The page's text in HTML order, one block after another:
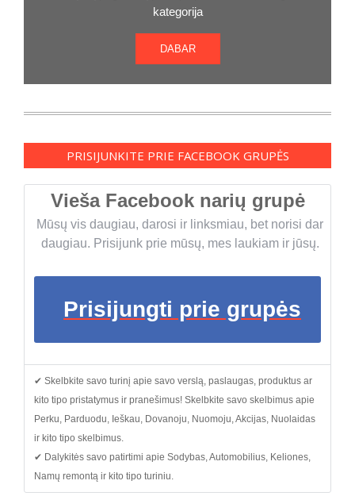
kategorija
DABAR
PRISIJUNKITE PRIE FACEBOOK GRUPĖS
Vieša Facebook narių grupė
Mūsų vis daugiau, darosi ir linksmiau, bet norisi dar
daugiau. Prisijunk prie mūsų, mes laukiam ir jūsų.
Prisijungti prie grupės
✔ Skelbkite savo turinį apie savo verslą, paslaugas, produktus ar
kito tipo pristatymus ir pranešimus! Skelbkite savo skelbimus apie
Perku, Parduodu, Ieškau, Dovanoju, Nuomoju, Akcijas, Nuolaidas
ir kito tipo skelbimus.
✔ Dalykitės savo patirtimi apie Sodybas, Automobilius, Keliones,
Namų remontą ir kito tipo turiniu.